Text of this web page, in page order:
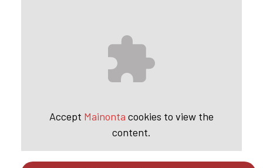
Accept Mainonta cookies to view the
content.